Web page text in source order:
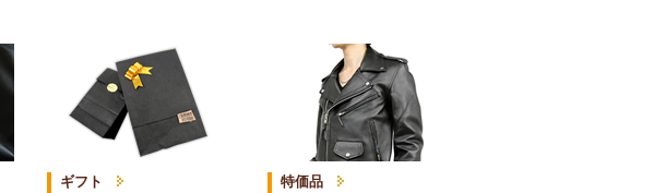
ギフト 特価品